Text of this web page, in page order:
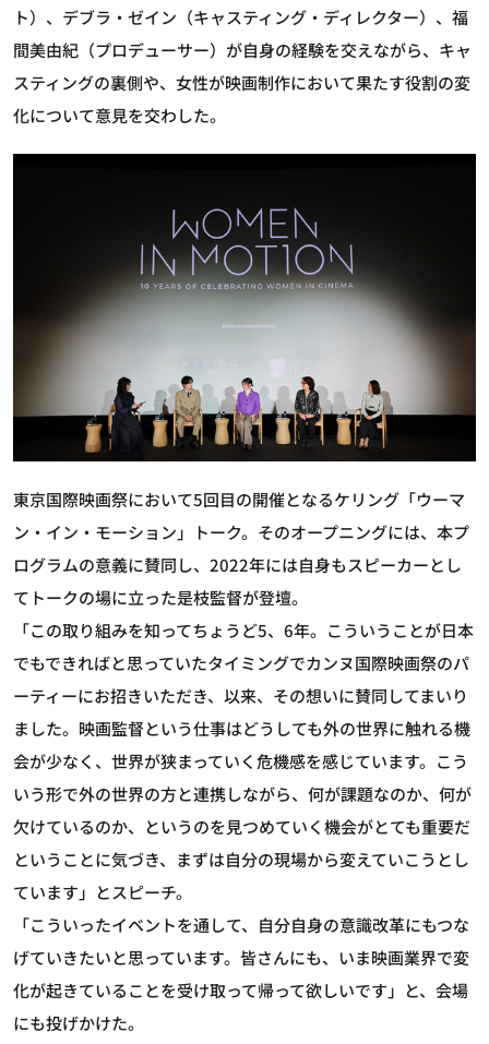
ト）、デブラ・ゼイン（キャスティング・ディレクター）、福
間美由紀（プロデューサー）が自身の経験を交えながら、キャ
スティングの裏側や、女性が映画制作において果たす役割の変
化について意見を交わした。
東京国際映画祭において5回目の開催となるケリング「ウーマ
ン・イン・モーション」トーク。そのオープニングには、本プ
ログラムの意義に賛同し、2022年には自身もスピーカーとし
てトークの場に立った是枝監督が登壇。
「この取り組みを知ってちょうど5、6年。こういうことが日本
でもできればと思っていたタイミングでカンヌ国際映画祭のパ
ーティーにお招きいただき、以来、その想いに賛同してまいり
ました。映画監督という仕事はどうしても外の世界に触れる機
会が少なく、世界が狭まっていく危機感を感じています。こう
いう形で外の世界の方と連携しながら、何が課題なのか、何が
欠けているのか、というのを見つめていく機会がとても重要だ
ということに気づき、まずは自分の現場から変えていこうとし
ています」とスピーチ。
「こういったイベントを通して、自分自身の意識改革にもつな
げていきたいと思っています。皆さんにも、いま映画業界で変
化が起きていることを受け取って帰って欲しいです」と、会場
にも投げかけた。